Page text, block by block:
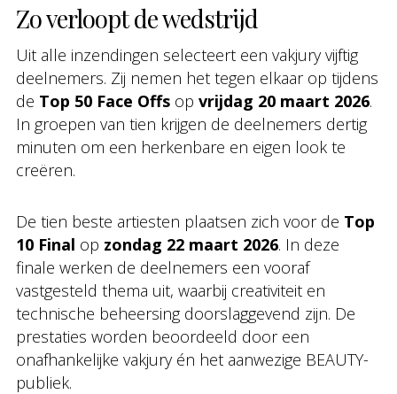
Zo verloopt de wedstrijd
Uit alle inzendingen selecteert een vakjury vijftig
deelnemers. Zij nemen het tegen elkaar op tijdens
de Top 50 Face Offs op vrijdag 20 maart 2026.
In groepen van tien krijgen de deelnemers dertig
minuten om een herkenbare en eigen look te
creëren.
De tien beste artiesten plaatsen zich voor de Top
10 Final op zondag 22 maart 2026. In deze
finale werken de deelnemers een vooraf
vastgesteld thema uit, waarbij creativiteit en
technische beheersing doorslaggevend zijn. De
prestaties worden beoordeeld door een
onafhankelijke vakjury én het aanwezige BEAUTY-
publiek.